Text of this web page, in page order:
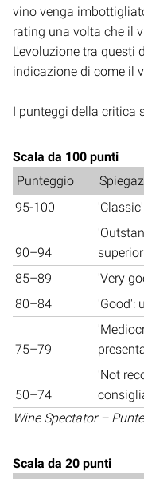
vino venga
rating una volta che il
L'evoluzione tra questi
indicazione di come il
I punteggi della critica
Scala da 100 punti
Punteggio
95-100
90–94
85–89
'Very
80–84
'Good':
75–79
50–74
'Not
Wine Spectator –
Scala da 20 punti